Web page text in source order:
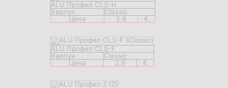
ALU Профил CLS-H
Харпун
Classic
Цена
2.9 €
ALU Профил CLS-F
Харпун
Classic
Цена
2.9 €